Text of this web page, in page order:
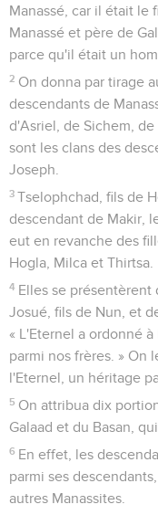
Manassé, car il était le
Manassé et père de
parce qu'il était un
2 On donna par tirage
descendants de
d'Asriel, de Sichem,
sont les clans des
Joseph.
3 Tselophchad, fils de
descendant de Makir,
eut en revanche des
Hogla, Milca et Thirtsa.
4 Elles se présentèrent
Josué, fils de Nun, et
« L'Eternel a ordonné
parmi nos frères. » On
l'Eternel, un héritage
5 On attribua dix
Galaad et du Basan,
6 En effet, les
parmi ses
autres Manassites.